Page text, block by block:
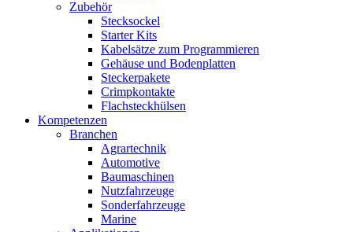
Zubehör
Stecksockel
Starter Kits
Kabelsätze zum Programmieren
Gehäuse und Bodenplatten
Steckerpakete
Crimpkontakte
Flachsteckhülsen
Kompetenzen
Branchen
Agrartechnik
Automotive
Baumaschinen
Nutzfahrzeuge
Sonderfahrzeuge
Marine